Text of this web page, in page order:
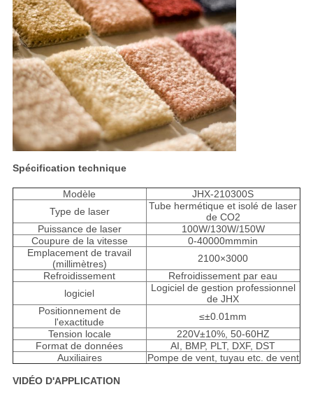
Spécification technique
Modèle
JHX-210300S
Type de laser
Tube hermétique et isolé de laser
de CO2
Puissance de laser
100W/130W/150W
Coupure de la vitesse
0-40000mmmin
Emplacement de travail
(millimètres)
2100×3000
Refroidissement
Refroidissement par eau
logiciel
Logiciel de gestion professionnel
de JHX
Positionnement de
l'exactitude
≤±0.01mm
Tension locale
220V±10%, 50-60HZ
Format de données
AI, BMP, PLT, DXF, DST
Auxiliaires
Pompe de vent, tuyau etc. de vent
VIDÉO D'APPLICATION